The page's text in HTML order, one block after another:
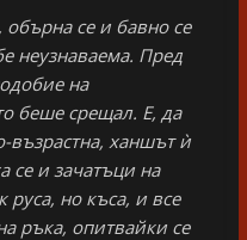
обърна се и бавно се
неузнаваема. Пред
на
беше срещал. Е, да
възрастна, ханшът ѝ
се и зачатъци на
руса, но къса, и все
ръка, опитвайки се